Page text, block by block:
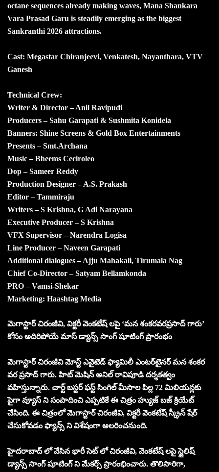
octane sequences already making waves, Mana Shankara
Vara Prasad Garu is steadily emerging as the biggest
Sankranthi 2026 attractions.
Cast: Megastar Chiranjeevi, Venkatesh, Nayanthara, VTV
Ganesh
Technical Crew:
Writer & Director – Anil Ravipudi
Producers – Sahu Garapati & Sushmita Konidela
Banners: Shine Screens & Gold Box Entertainments
Presents – Smt.Archana
Music – Bheems Ceciroleo
Dop – Sameer Reddy
Production Designer – A.S. Prakash
Editor – Tammiraju
Writers – S Krishna, G Adi Narayana
Executive Producer – S Krishna
VFX Supervisor – Narendra Logisa
Line Producer – Naveen Garapati
Additional dialogues – Ajju Mahakali, Tirumala Nag
Chief Co-Director – Satyam Bellamkonda
PRO – Vamsi-Shekar
Marketing: Haashtag Media
మెగాస్టార్ చిరంజీవి, విక్టరీ వెంకటేష్ లపై ‘మన శంకరవరప్రసాద్ గారు’
కోసం అదిరిపోయే మాస్ డ్యాన్స్ సాంగ్ షూటింగ్ ప్రారంభం
మెగాస్టార్ చిరంజీవి మోస్ట్ ఎవైటెడ్ ఫ్యామిలీ ఎంటర్‌టైనర్ మన శంకర
వర ప్రసాద్ గారు. హిట్ మెషిన్ అనిల్ రావిపూడి దర్శకత్వం
వహిస్తున్నారు. చార్ట్ బస్టర్ ఫస్ట్ సింగిల్ మీసాల పిల్ల 72 మిలియన్లకు
పైగా వ్యూస్ ని సంపాదించి ఎప్పటికే ఈ చిత్రం హ్యుజ్ బజ్ క్రియేట్
చేసింది. ఈ చిత్రంలో మెగాస్టార్ చిరంజీవి, విక్టరీ వెంకటేష్ స్క్రీన్ షేర్
చేసుకోవడం ఫ్యాన్స్ ని విశేషంగా అలరించనుంది.
హైదరాబాద్ లో వేసిన భారీ సెట్ లో చిరంజీవి, వెంకటేష్ లపై స్టైలిష్
డ్యాన్స్ సాంగ్ షూటింగ్ ని మేకర్స్ ప్రారంభించారు. తొలిసారిగా,